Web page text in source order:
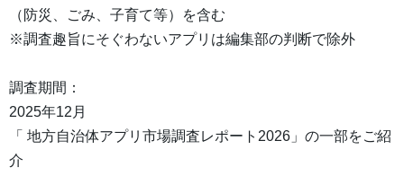
（防災、ごみ、子育て等）を含む
※調査趣旨にそぐわないアプリは編集部の判断で除外
調査期間：
2025年12月
「 地方自治体アプリ市場調査レポート2026」の一部をご紹
介